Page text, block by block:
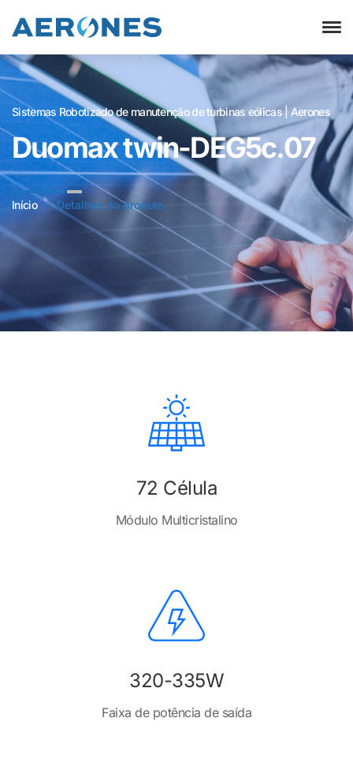
Sistemas Robotizado de manutenção de turbinas eólicas | Aerones
Duomax twin-DEG5c.07
Início Detalhes do produto
72 Célula
Módulo Multicristalino
320-335W
Faixa de potência de saída